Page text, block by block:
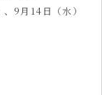
9月14日（水）